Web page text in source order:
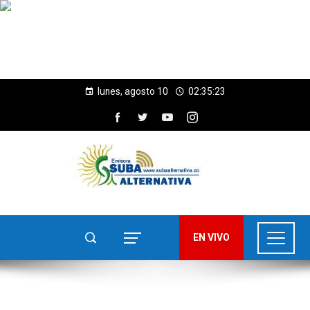
lunes, agosto 10 02:35:24
EN VIVO